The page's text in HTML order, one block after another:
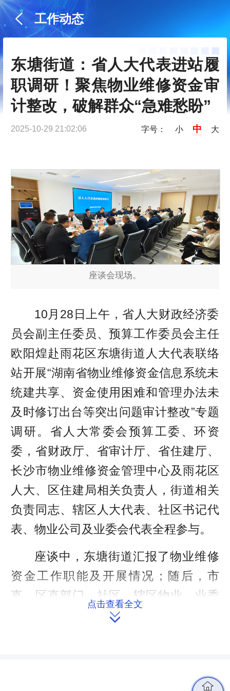
工作动态
东塘街道：省人大代表进站履
职调研！聚焦物业维修资金审
计整改，破解群众“急难愁盼”
2025-10-29 21:02:06 字号： 小 中 大
座谈会现场。
10月28日上午，省人大财政经济委
员会副主任委员、预算工作委员会主任
欧阳煌赴雨花区东塘街道人大代表联络
站开展“湖南省物业维修资金信息系统未
统建共享、资金使用困难和管理办法未
及时修订出台等突出问题审计整改”专题
调研。省人大常委会预算工委、环资
委，省财政厅、省审计厅、省住建厅、
长沙市物业维修资金管理中心及雨花区
人大、区住建局相关负责人，街道相关
负责同志、辖区人大代表、社区书记代
表、物业公司及业委会代表全程参与。
座谈中，东塘街道汇报了物业维修
资金工作职能及开展情况；随后，市
直、区直部门、社区、辖区物业、业委
会代表围绕各方协商难、业主投票难、
调解机制、加大政策宣传等方面提出意
点击查看全文
